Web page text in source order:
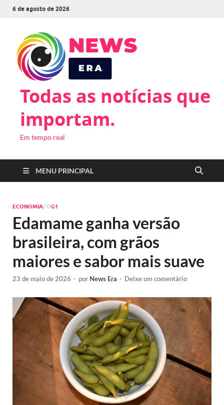
6 de agosto de 2026
Todas as notícias que
importam.
Em tempo real
MENU PRINCIPAL
ECONOMIA/ OG1
Edamame ganha versão
brasileira, com grãos
maiores e sabor mais suave
23 de maio de 2026 - por News Era - Deixe um comentário